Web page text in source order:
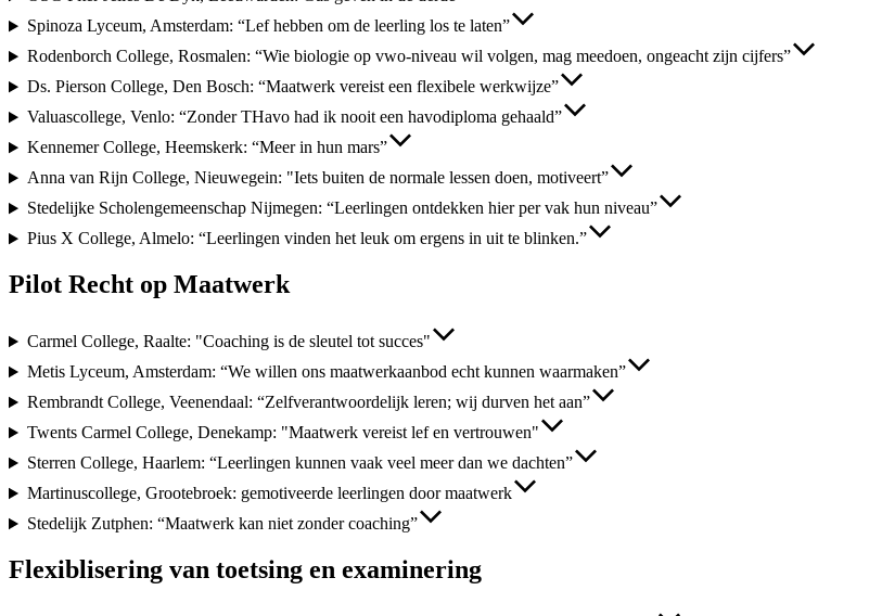
Spinoza Lyceum, Amsterdam: “Lef hebben om de leerling los te laten”
Rodenborch College, Rosmalen: “Wie biologie op vwo-niveau wil volgen, mag meedoen, ongeacht zijn cijfers”
Ds. Pierson College, Den Bosch: “Maatwerk vereist een flexibele werkwijze”
Valuascollege, Venlo: “Zonder THavo had ik nooit een havodiploma gehaald”
Kennemer College, Heemskerk: “Meer in hun mars”
Anna van Rijn College, Nieuwegein: "Iets buiten de normale lessen doen, motiveert”
Stedelijke Scholengemeenschap Nijmegen: “Leerlingen ontdekken hier per vak hun niveau”
Pius X College, Almelo: “Leerlingen vinden het leuk om ergens in uit te blinken.”
Pilot Recht op Maatwerk
Carmel College, Raalte: "Coaching is de sleutel tot succes"
Metis Lyceum, Amsterdam: “We willen ons maatwerkaanbod echt kunnen waarmaken”
Rembrandt College, Veenendaal: “Zelfverantwoordelijk leren; wij durven het aan”
Twents Carmel College, Denekamp: "Maatwerk vereist lef en vertrouwen"
Sterren College, Haarlem: “Leerlingen kunnen vaak veel meer dan we dachten”
Martinuscollege, Grootebroek: gemotiveerde leerlingen door maatwerk
Stedelijk Zutphen: “Maatwerk kan niet zonder coaching”
Flexiblisering van toetsing en examinering